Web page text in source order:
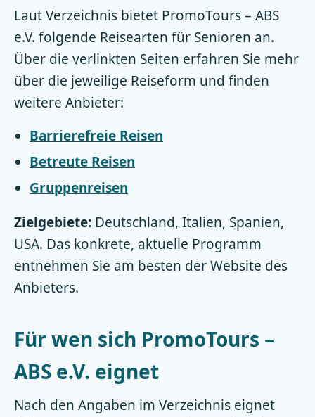
Laut Verzeichnis bietet PromoTours – ABS
e.V. folgende Reisearten für Senioren an.
Über die verlinkten Seiten erfahren Sie mehr
über die jeweilige Reiseform und finden
weitere Anbieter:
Barrierefreie Reisen
Betreute Reisen
Gruppenreisen
Zielgebiete: Deutschland, Italien, Spanien,
USA. Das konkrete, aktuelle Programm
entnehmen Sie am besten der Website des
Anbieters.
Für wen sich PromoTours –
ABS e.V. eignet
Nach den Angaben im Verzeichnis eignet